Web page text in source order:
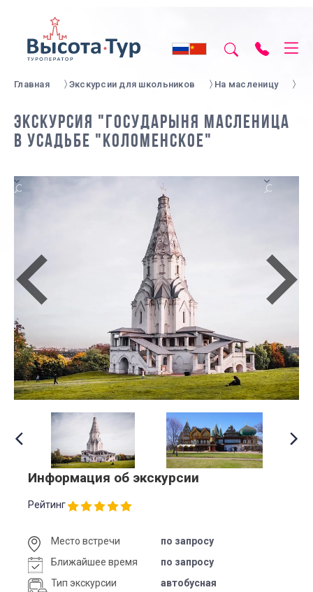
Главная Экскурсии для школьников На масленицу
ЭКСКУРСИЯ "ГОСУДАРЫНЯ МАСЛЕНИЦА
В УСАДЬБЕ "КОЛОМЕНСКОЕ"
Информация об экскурсии
Рейтинг
Место встречи
по запросу
Ближайшее время
по запросу
Тип экскурсии
автобусная